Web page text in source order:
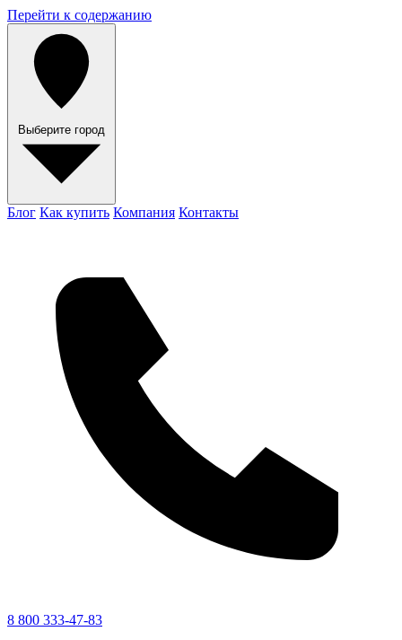
Перейти к содержанию
Выберите город
Блог Как купить Компания Контакты
8 800 333-47-83